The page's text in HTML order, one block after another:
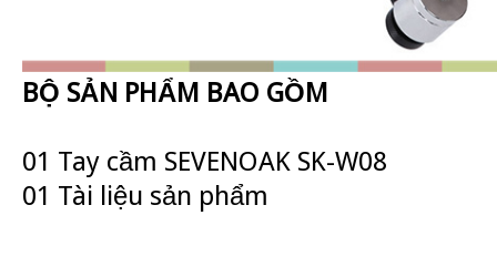
BỘ SẢN PHẨM BAO GỒM
01 Tay cầm SEVENOAK SK-W08
01 Tài liệu sản phẩm